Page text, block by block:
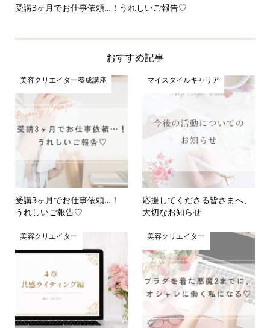
受講3ヶ月でお仕事依頼…！うれしいご報告♡
おすすめ記事
美容クリエイター養成講座
受講3ヶ月でお仕事依頼…！
うれしいご報告♡
マイスタイルキャリア
応援してくださる皆さまへ、
大切なお知らせ
美容クリエイター 美容クリエイター